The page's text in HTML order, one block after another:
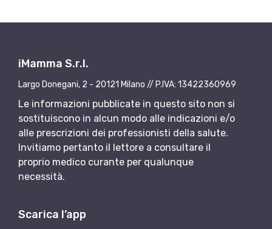
iMamma S.r.l.
Largo Donegani, 2 - 20121 Milano // P.IVA: 13422360969
Le informazioni pubblicate in questo sito non si
sostituiscono in alcun modo alle indicazioni e/o
alle prescrizioni dei professionisti della salute.
Invitiamo pertanto il lettore a consultare il
proprio medico curante per qualunque
necessità.
Scarica l’app